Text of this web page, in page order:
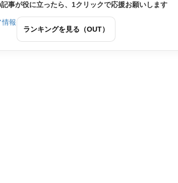
記事が役に立ったら、1クリックで応援お願いします
ランキングを見る（OUT）